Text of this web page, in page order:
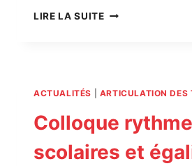
LIRE LA SUITELES
PROBLÈME
MAIRES
ACTUALITÉS ARTICULATION DES
Colloque
scolaires et